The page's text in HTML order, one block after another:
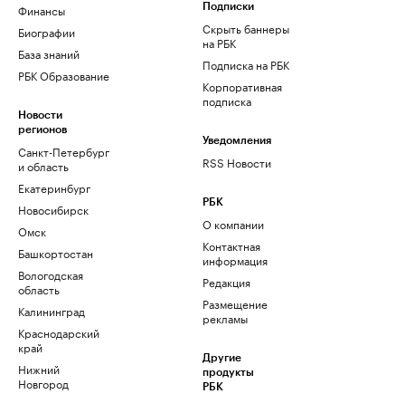
Финансы
Биографии
База знаний
РБК Образование
Новости
регионов
Санкт-Петербург
и область
Екатеринбург
Новосибирск
Омск
Башкортостан
Вологодская
область
Калининград
Краснодарский
край
Нижний
Новгород
Подписки
Скрыть баннеры
на РБК
Подписка на РБК
Корпоративная
подписка
Уведомления
RSS Новости
РБК
О компании
Контактная
информация
Редакция
Размещение
рекламы
Другие
продукты
РБК